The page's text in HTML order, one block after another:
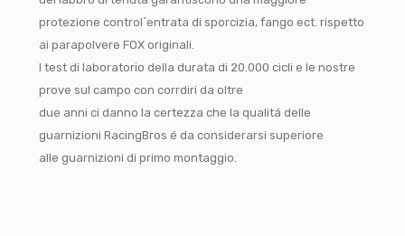
protezione control´entrata di sporcizia, fango ect. rispetto
ai parapolvere FOX originali.
I test di laboratorio della durata di 20.000 cicli e le nostre
prove sul campo con corrdiri da oltre
due anni ci danno la certezza che la qualitá delle
guarnizioni RacingBros é da considerarsi superiore
alle guarnizioni di primo montaggio.